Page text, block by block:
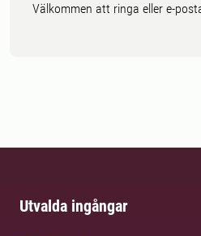
Välkommen att ringa eller e-
Utvalda ingångar